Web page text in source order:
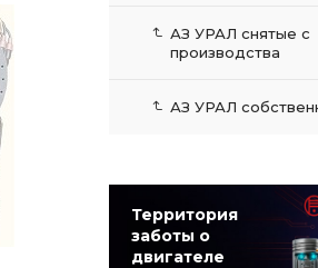
АЗ УРАЛ снятые с
производства
АЗ УРАЛ
Территория
заботы о
двигателе